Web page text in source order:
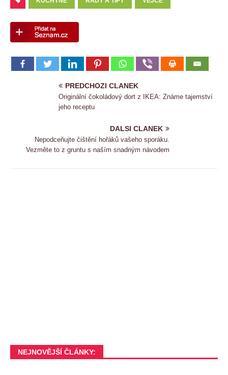
PREDCHOZI CLANEK
Originální čokoládový dort z IKEA: Známe tajemství
jeho receptu
DALSI CLANEK
Nepodceňujte čištění hořáků vašeho sporáku.
Vezměte to z gruntu s naším snadným návodem
NEJNOVĚJŠÍ ČLÁNKY: